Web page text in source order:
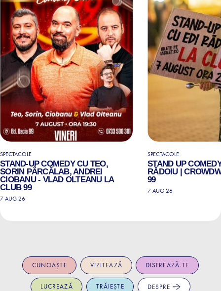
SPECTACOLE
STAND-UP COMEDY CU TEO,
SORIN PÂRCĂLAB, ANDREI
CIOBANU - VLAD OLTEANU LA
CLUB 99
7 AUG 26
SPECTACOLE
STAND UP
RĂDOIU |
99
7 AUG 26
CUNOAȘTE VIZITEAZĂ DISTREAZĂ-TE
LUCREAZĂ TRĂIEȘTE DESPRE